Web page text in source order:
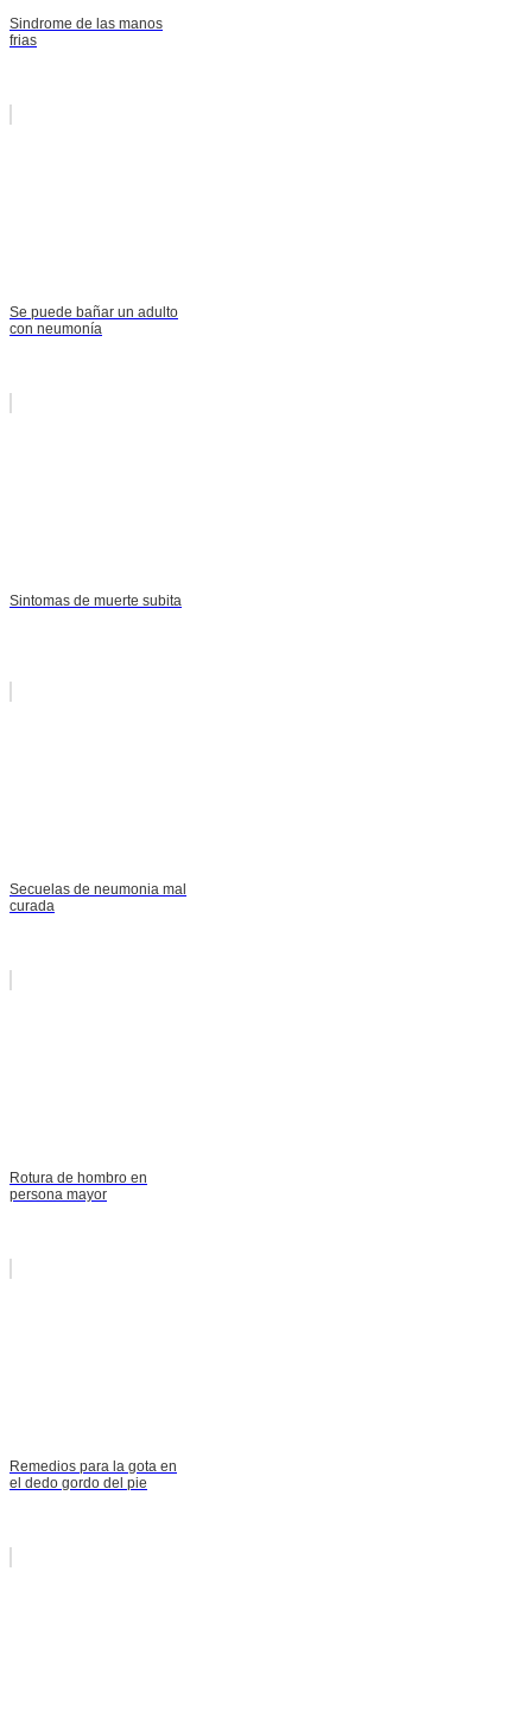
Sindrome de las manos
frias
Se puede bañar un adulto
con neumonía
Sintomas de muerte subita
Secuelas de neumonia mal
curada
Rotura de hombro en
persona mayor
Remedios para la gota en
el dedo gordo del pie